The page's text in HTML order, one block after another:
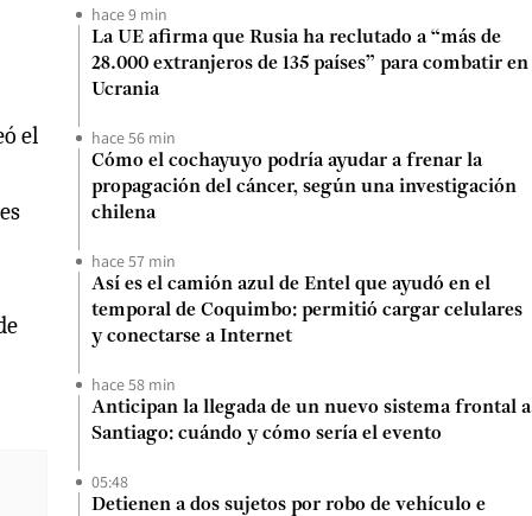
el
hace 9 min
La UE afirma que Rusia ha reclutado a “más de
28.000 extranjeros de 135 países” para combatir en
Ucrania
hace 56 min
Cómo el cochayuyo podría ayudar a frenar la
propagación del cáncer, según una investigación
chilena
hace 57 min
Así es el camión azul de Entel que ayudó en el
temporal de Coquimbo: permitió cargar celulares
y conectarse a Internet
hace 58 min
Anticipan la llegada de un nuevo sistema frontal a
Santiago: cuándo y cómo sería el evento
05:48
Detienen a dos sujetos por robo de vehículo e